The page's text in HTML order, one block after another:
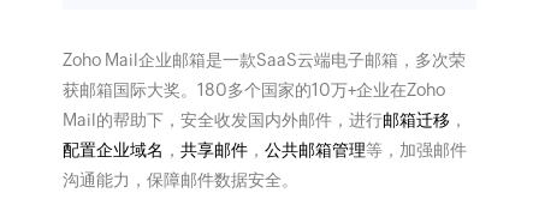
Zoho Mail企业邮箱是一款SaaS云端电子邮箱，多次荣
获邮箱国际大奖。180多个国家的10万+企业在Zoho
Mail的帮助下，安全收发国内外邮件，进行邮箱迁移 ，
配置企业域名 ， 共享邮件， 公共邮箱管理等，加强邮件
沟通能力，保障邮件数据安全。